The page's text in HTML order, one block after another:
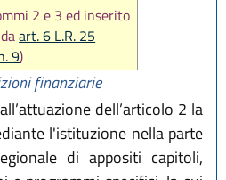
2 e 3 ed inserito
art. 6 L.R. 25
9)
finanziarie
dell’articolo 2 la
l'istituzione nella parte
di appositi capitoli,